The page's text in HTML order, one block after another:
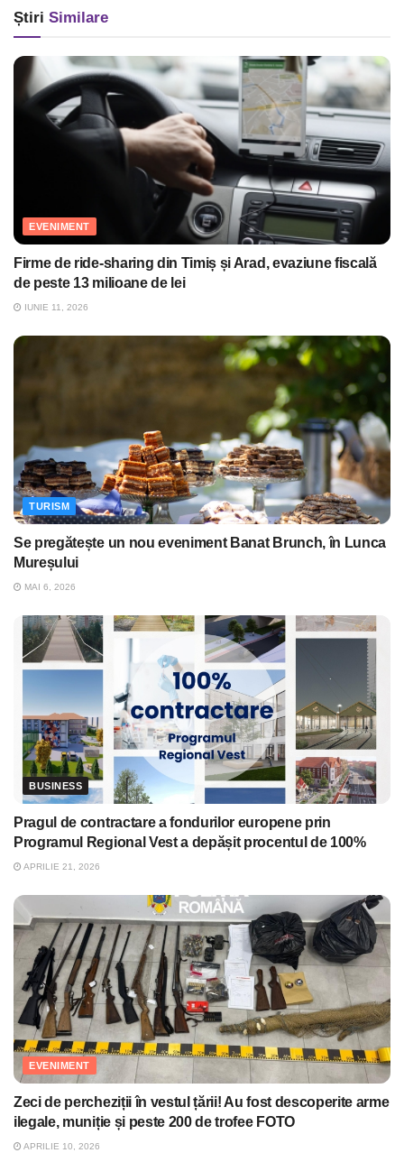
Știri Similare
EVENIMENT
Firme de ride-sharing din Timiș și Arad, evaziune fiscală
de peste 13 milioane de lei
IUNIE 11, 2026
TURISM
Se pregătește un nou eveniment Banat Brunch, în Lunca
Mureșului
MAI 6, 2026
BUSINESS
Pragul de contractare a fondurilor europene prin
Programul Regional Vest a depășit procentul de 100%
APRILIE 21, 2026
EVENIMENT
Zeci de percheziții în vestul țării! Au fost descoperite arme
ilegale, muniție și peste 200 de trofee FOTO
APRILIE 10, 2026